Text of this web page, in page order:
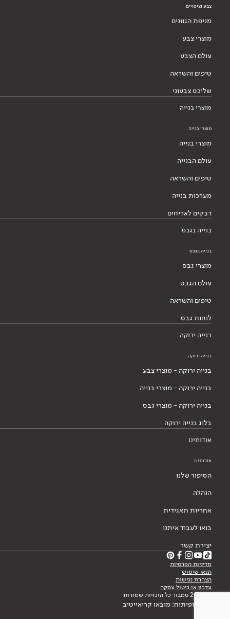
צבע וציפויים
מניפת הגוונים
מוצרי צבע
עולם הצבע
טיפים והשראה
שליכט צבעוני
מוצרי בנייה
מוצרי בנייה
מוצרי בנייה
עולם הבנייה
טיפים והשראה
מערכות בנייה
דבקים לאריחים
בנייה בגבס
בנייה בגבס
מוצרי גבס
עולם הגבס
טיפים והשראה
לוחות גבס
בנייה ירוקה
בנייה ירוקה
בנייה ירוקה - מוצרי צבע
בנייה ירוקה - מוצרי בנייה
בנייה ירוקה - מוצרי גבס
בלוג בנייה ירוקה
אודותינו
אודותינו
הסיפור שלנו
הנהלה
אחריות תאגידית
בואו לעבוד איתנו
יצירת קשר
מדיניות הפרטיות
תנאי שימוש
הצהרת נגישות
עדכון או ביטול עסקה
© 2026 טמבור כל הזכויות שמורות
עיצוב ופיתוח: מובאו קריאייטיב